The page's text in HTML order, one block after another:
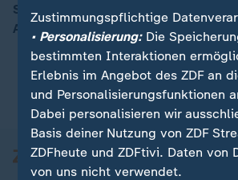
Sprecher B'90/Grüne, mit Blick auf
Agrarministerkonferenz in Brüssel.
Zustimmungspflichtige
• Personalisierung:Die
bestimmten Interaktionen
Erlebnis im Angebot des ZDF an
und Personalisierungsfunktionen
Dabei personalisieren wir
Basis deiner Nutzung von ZDF
ZDFheute und ZDFtivi. Daten von
von uns nicht verwendet.